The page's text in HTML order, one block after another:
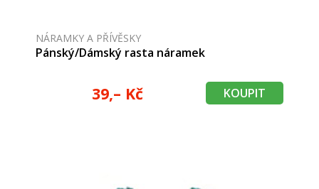
NÁRAMKY A PŘÍVĚSKY
Pánský/Dámský rasta náramek
39,– Kč KOUPIT